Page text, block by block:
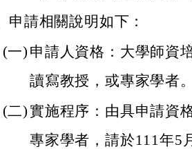
申請相關說明如下：
(一) 申請人資格：大學師資
讀寫教授，或專家學者。
(二)實施程序：由具申請資
專家學者，請於111年5